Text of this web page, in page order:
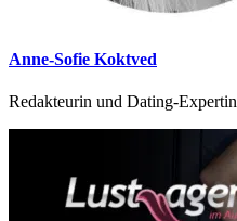
Anne-Sofie Koktved
Redakteurin und Dating-Expertin